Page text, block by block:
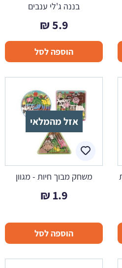
בננה ג'לי ענבים
5.9
₪
הוספה לסל
אזל מהמלאי
משחק מבוך חיות - מגוון
1.9
₪
הוספה לסל